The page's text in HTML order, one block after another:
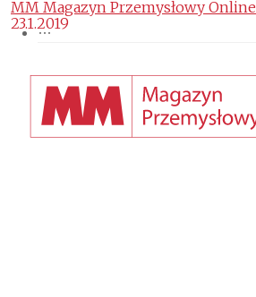
MM Magazyn Przemysłowy Online
23.1.2019